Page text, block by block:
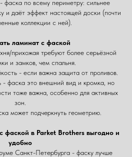
фаска по всему периметру: сильнее
и даёт эффект настоящей доски (почти
коллекции с ней).
ламинат с фаской
прихожая требуют более серьёзной
и замков, чем спальня.
- если важна защита от проливов.
- фаска это внешний вид и кромка, но
тоже важна, особенно для активных
зон.
может подчеркнуть геометрию.
фаской в Parket Brothers выгодно и
удобно
Санкт-Петербурга - фаску лучше